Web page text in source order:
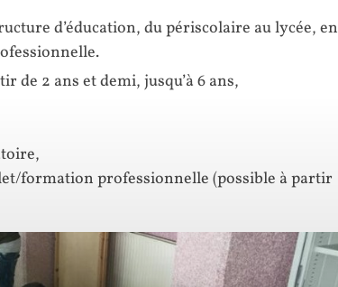
d’éducation, du périscolaire au lycée, en
de 2 ans et demi, jusqu’à 6 ans,
formation professionnelle (possible à partir